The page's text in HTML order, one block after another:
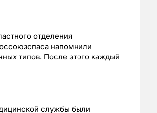
отделения
напомнили
типов. После этого каждый
службы были